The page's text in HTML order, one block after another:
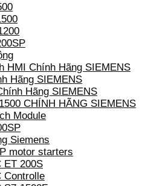
HMI Chính Hãng SIEMENS
Hãng SIEMENS
Hãng SIEMENS
CHÍNH HÃNG SIEMENS
Module
Siemens
motor starters
ET 200S
Controlle